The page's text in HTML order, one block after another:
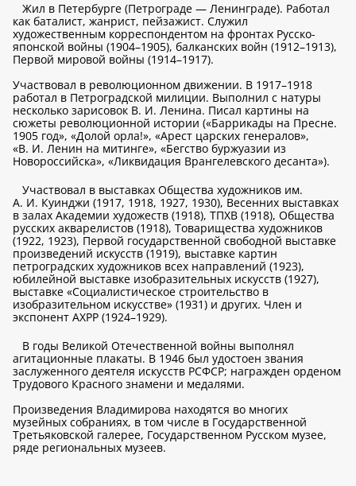
Жил в Петербурге (Петрограде — Ленинграде). Работал
как баталист, жанрист, пейзажист. Служил
художественным корреспондентом на фронтах Русско-
японской войны (1904–1905), балканских войн (1912–1913),
Первой мировой войны (1914–1917).
Участвовал в революционном движении. В 1917–1918
работал в Петроградской милиции. Выполнил с натуры
несколько зарисовок В. И. Ленина. Писал картины на
сюжеты революционной истории («Баррикады на Пресне.
1905 год», «Долой орла!», «Арест царских генералов»,
«В. И. Ленин на митинге», «Бегство буржуазии из
Новороссийска», «Ликвидация Врангелевского десанта»).
Участвовал в выставках Общества художников им.
А. И. Куинджи (1917, 1918, 1927, 1930), Весенних выставках
в залах Академии художеств (1918), ТПХВ (1918), Общества
русских акварелистов (1918), Товарищества художников
(1922, 1923), Первой государственной свободной выставке
произведений искусств (1919), выставке картин
петроградских художников всех направлений (1923),
юбилейной выставке изобразительных искусств (1927),
выставке «Социалистическое строительство в
изобразительном искусстве» (1931) и других. Член и
экспонент АХРР (1924–1929).
В годы Великой Отечественной войны выполнял
агитационные плакаты. В 1946 был удостоен звания
заслуженного деятеля искусств РСФСР; награжден орденом
Трудового Красного знамени и медалями.
Произведения Владимирова находятся во многих
музейных собраниях, в том числе в Государственной
Третьяковской галерее, Государственном Русском музее,
ряде региональных музеев.